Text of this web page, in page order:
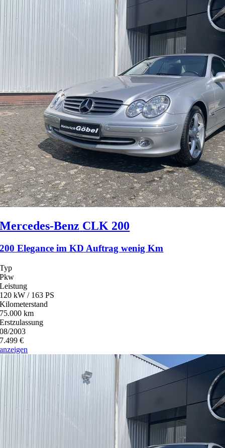
Mercedes-Benz CLK 200
200 Elegance im KD Auftrag wenig Km
Typ
Pkw
Leistung
120 kW / 163 PS
Kilometerstand
75.000 km
Erstzulassung
08/2003
7.499 €
anzeigen